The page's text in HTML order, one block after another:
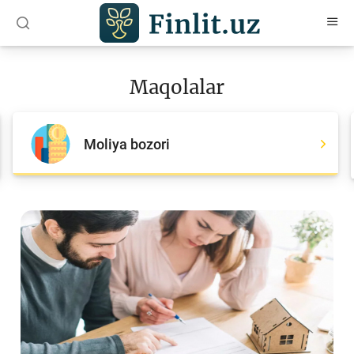
Barcha maqolalar
Bank agentlari uchun
Islom moliyasi
Depozit (omonatlar)
Kredit
Budjet
Maqolalar
Moliya bozori